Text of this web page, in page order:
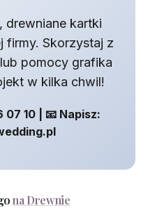
drewniane kartki
firmy. Skorzystaj z
pomocy grafika
w kilka chwil!
07 10 | 📧 Napisz:
na Drewnie